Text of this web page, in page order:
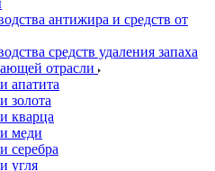
антижира и средств от
средств удаления запаха
отрасли
апатита
золота
кварца
меди
серебра
угля